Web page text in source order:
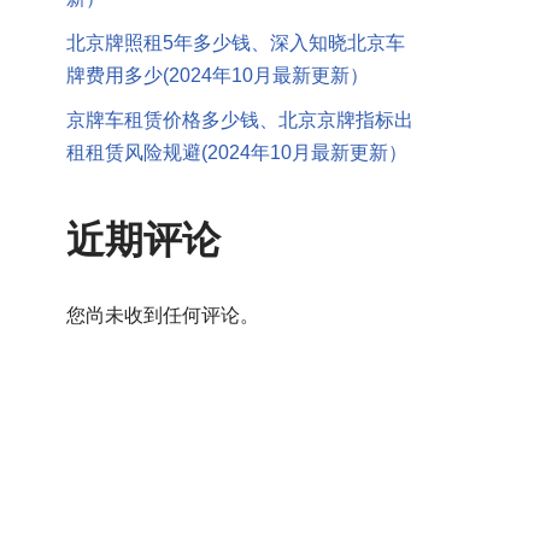
北京牌照租5年多少钱、深入知晓北京车
牌费用多少(2024年10月最新更新）
京牌车租赁价格多少钱、北京京牌指标出
租租赁风险规避(2024年10月最新更新）
近期评论
您尚未收到任何评论。